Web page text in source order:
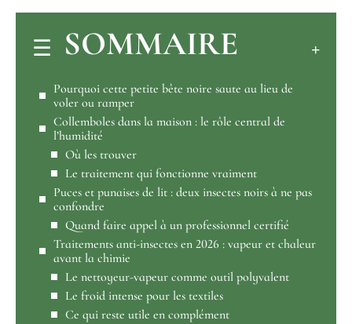
SOMMAIRE
Pourquoi cette petite bête noire saute au lieu de
voler ou ramper
Collemboles dans la maison : le rôle central de
l’humidité
Où les trouver
Le traitement qui fonctionne vraiment
Puces et punaises de lit : deux insectes noirs à ne pas
confondre
Quand faire appel à un professionnel certifié
Traitements anti-insectes en 2026 : vapeur et chaleur
avant la chimie
Le nettoyeur-vapeur comme outil polyvalent
Le froid intense pour les textiles
Ce qui reste utile en complément